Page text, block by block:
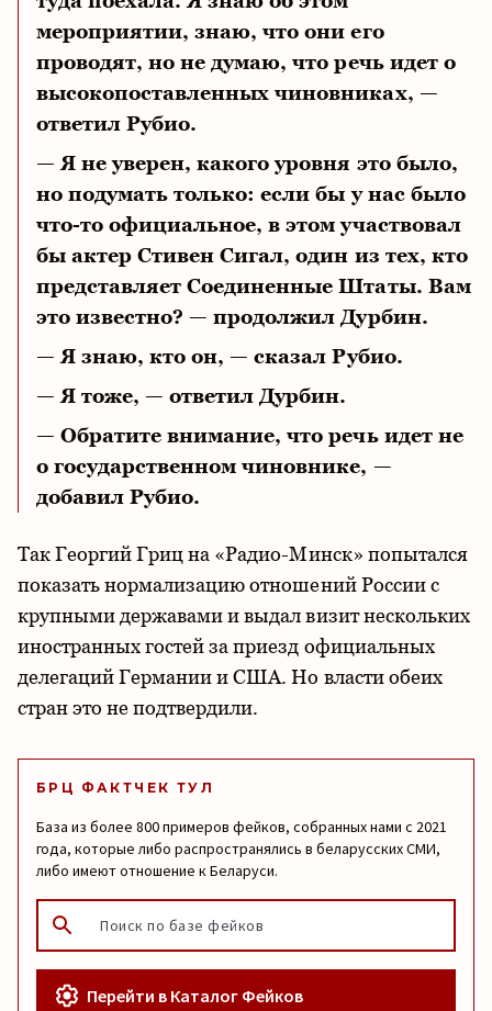
мероприятии, знаю, что они его
проводят, но не думаю, что речь идет о
высокопоставленных чиновниках, —
ответил Рубио.
— Я не уверен, какого уровня это было,
но подумать только: если бы у нас было
что-то официальное, в этом участвовал
бы актер Стивен Сигал, один из тех, кто
представляет Соединенные Штаты. Вам
это известно? — продолжил Дурбин.
— Я знаю, кто он, — сказал Рубио.
— Я тоже, — ответил Дурбин.
— Обратите внимание, что речь идет не
о государственном чиновнике, —
добавил Рубио.
Так Георгий Гриц на «Радио-Минск» попытался
показать нормализацию отношений России с
крупными державами и выдал визит нескольких
иностранных гостей за приезд официальных
делегаций Германии и США. Но власти обеих
стран это не подтвердили.
БРЦ ФАКТЧЕК ТУЛ
База из более 800 примеров фейков, собранных нами с 2021
года, которые либо распространялись в беларусских СМИ,
либо имеют отношение к Беларуси.
Перейти в Каталог Фейков